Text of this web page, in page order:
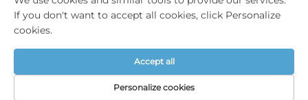
Tel:+86-19859128239
E-pos:
Maatskappy, Ltd Alle regte voorbehou -
If you don't want to accept all cookies, click Personalize
cookies.
Personalize cookies
Accept all